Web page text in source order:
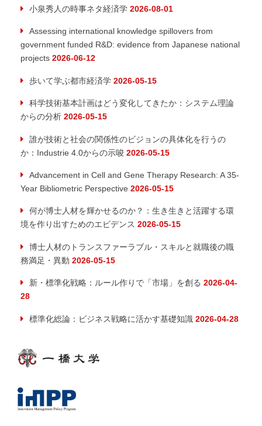
小泉秀人の時事ネタ経済学 2026-08-01
Assessing international knowledge spillovers from
government funded R&D: evidence from Japanese national
projects 2026-06-12
歩いて学ぶ都市経済学 2026-05-15
科学技術基本計画はどう変化してきたか：システム理論
からの分析 2026-05-15
誰が技術と社会の関係性のビジョンの具体化を行うの
か：Industrie 4.0からの示唆 2026-05-15
Advancement in Cell and Gene Therapy Research: A 35-
Year Bibliometric Perspective 2026-05-15
何が博士人材を輝かせるのか？：生き生きと活躍する環
境を作り出すためのエビデンス 2026-05-15
博士人材のトランスファーラブル・スキルと就職後の職
務満足・異動 2026-05-15
新・標準化戦略：ルール作りで「市場」を創る 2026-04-
28
標準化総論：ビジネス戦略に活かす基礎知識 2026-04-28